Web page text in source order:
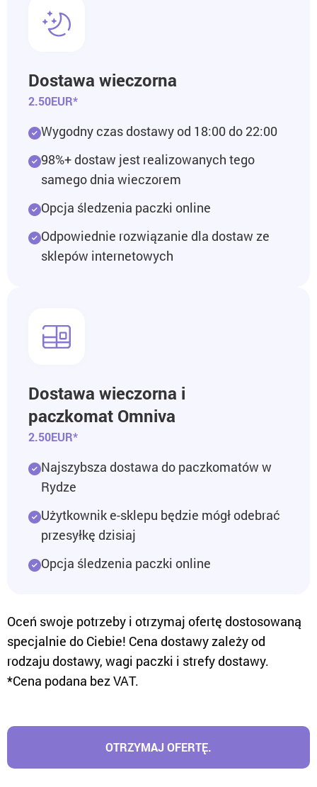
Dostawa wieczorna
2.50EUR*
Wygodny czas dostawy od 18:00 do 22:00
98%+ dostaw jest realizowanych tego
samego dnia wieczorem
Opcja śledzenia paczki online
Odpowiednie rozwiązanie dla dostaw ze
sklepów internetowych
Dostawa wieczorna i
paczkomat Omniva
2.50EUR*
Najszybsza dostawa do paczkomatów w
Rydze
Użytkownik e-sklepu będzie mógł odebrać
przesyłkę dzisiaj
Opcja śledzenia paczki online
Oceń swoje potrzeby i otrzymaj ofertę dostosowaną
specjalnie do Ciebie! Cena dostawy zależy od
rodzaju dostawy, wagi paczki i strefy dostawy.
*Cena podana bez VAT.
OTRZYMAJ OFERTĘ.